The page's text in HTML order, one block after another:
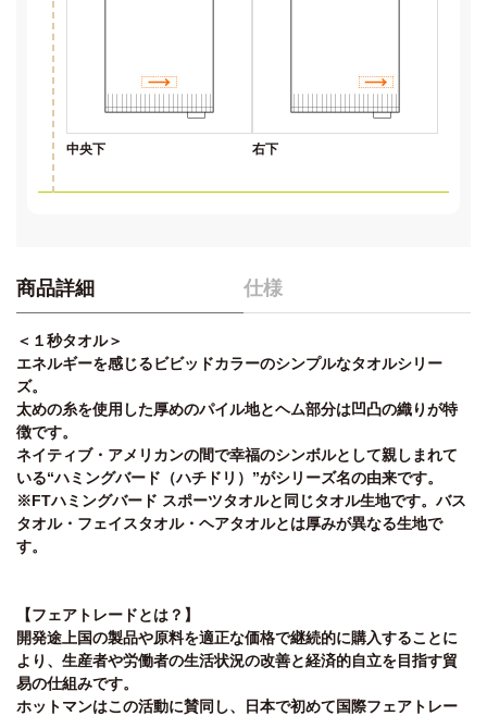
中央下 右下
商品詳細 仕様
＜１秒タオル＞
エネルギーを感じるビビッドカラーのシンプルなタオルシリー
ズ。
太めの糸を使用した厚めのパイル地とヘム部分は凹凸の織りが特
徴です。
ネイティブ・アメリカンの間で幸福のシンボルとして親しまれて
いる“ハミングバード（ハチドリ）”がシリーズ名の由来です。
※FTハミングバード スポーツタオルと同じタオル生地です。バス
タオル・フェイスタオル・ヘアタオルとは厚みが異なる生地で
す。
【フェアトレードとは？】
開発途上国の製品や原料を適正な価格で継続的に購入することに
より、生産者や労働者の生活状況の改善と経済的自立を目指す貿
易の仕組みです。
ホットマンはこの活動に賛同し、日本で初めて国際フェアトレー